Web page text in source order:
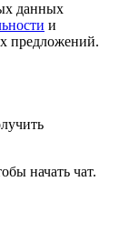
данных
и
предложений.
начать чат.